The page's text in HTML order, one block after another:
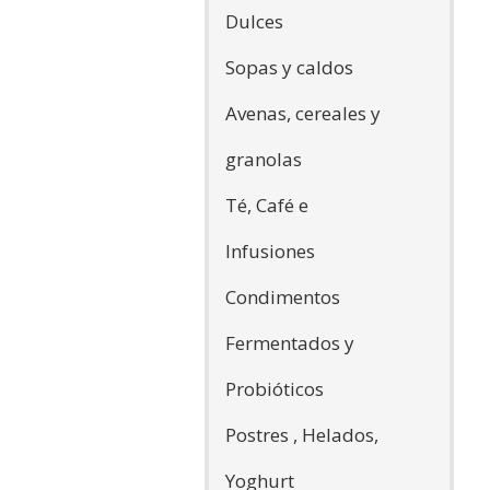
Dulces
Sopas y caldos
Avenas, cereales y
granolas
Té, Café e
Infusiones
Condimentos
Fermentados y
Probióticos
Postres , Helados,
Yoghurt